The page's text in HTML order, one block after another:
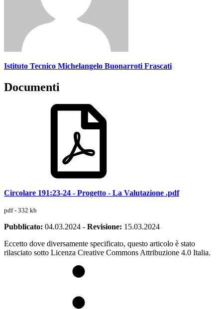
Istituto Tecnico Michelangelo Buonarroti Frascati
Documenti
Circolare 191:23-24 - Progetto - La Valutazione .pdf
pdf - 332 kb
Pubblicato: 04.03.2024 - Revisione: 15.03.2024
Eccetto dove diversamente specificato, questo articolo è stato
rilasciato sotto Licenza Creative Commons Attribuzione 4.0 Italia.